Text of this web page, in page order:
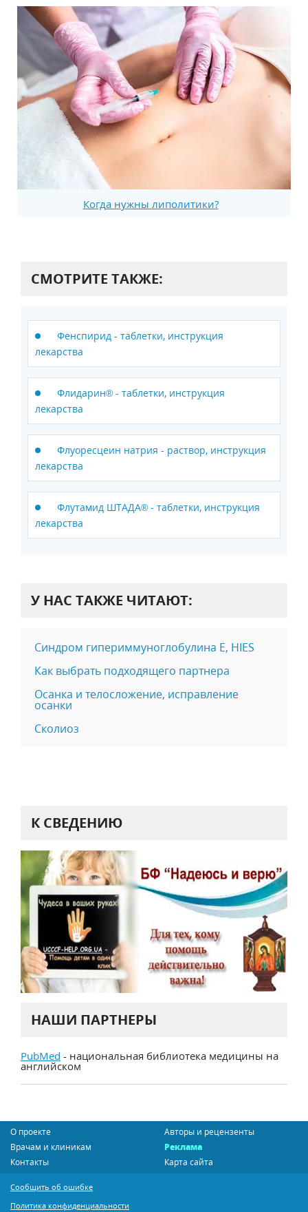
Когда нужны липолитики?
СМОТРИТЕ ТАКЖЕ:
Фенспирид - таблетки, инструкция
лекарства
Флидарин® - таблетки, инструкция
лекарства
Флуоресцеин натрия - раствор, инструкция
лекарства
Флутамид ШТАДА® - таблетки, инструкция
лекарства
У НАС ТАКЖЕ ЧИТАЮТ:
Синдром гипериммуноглобулина Е, HIES
Как выбрать подходящего партнера
Осанка и телосложение, исправление
осанки
Сколиоз
К СВЕДЕНИЮ
НАШИ ПАРТНЕРЫ
PubMed - национальная библиотека медицины на
английском
О проекте
Авторы и рецензенты
Врачам и клиникам
Реклама
Контакты
Карта сайта
Сообщить об ошибке
Политика конфиденциальности